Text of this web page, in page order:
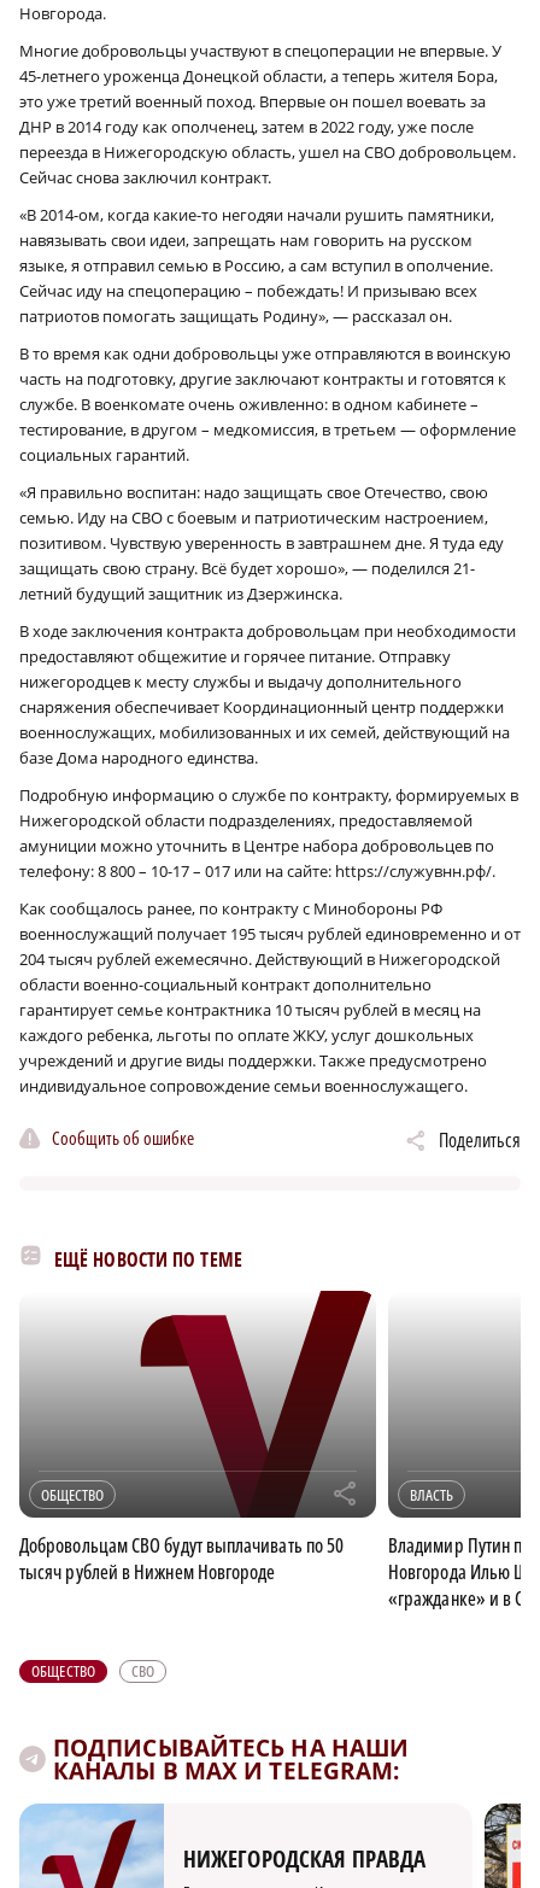
Новгорода.
Многие добровольцы участвуют в спецоперации не впервые. У
45-летнего уроженца Донецкой области, а теперь жителя Бора,
это уже третий военный поход. Впервые он пошел воевать за
ДНР в 2014 году как ополченец, затем в 2022 году, уже после
переезда в Нижегородскую область, ушел на СВО добровольцем.
Сейчас снова заключил контракт.
«В 2014-ом, когда какие-то негодяи начали рушить памятники,
навязывать свои идеи, запрещать нам говорить на русском
языке, я отправил семью в Россию, а сам вступил в ополчение.
Сейчас иду на спецоперацию – побеждать! И призываю всех
патриотов помогать защищать Родину», — рассказал он.
В то время как одни добровольцы уже отправляются в воинскую
часть на подготовку, другие заключают контракты и готовятся к
службе. В военкомате очень оживленно: в одном кабинете –
тестирование, в другом – медкомиссия, в третьем — оформление
социальных гарантий.
«Я правильно воспитан: надо защищать свое Отечество, свою
семью. Иду на СВО с боевым и патриотическим настроением,
позитивом. Чувствую уверенность в завтрашнем дне. Я туда еду
защищать свою страну. Всё будет хорошо», — поделился 21-
летний будущий защитник из Дзержинска.
В ходе заключения контракта добровольцам при необходимости
предоставляют общежитие и горячее питание. Отправку
нижегородцев к месту службы и выдачу дополнительного
снаряжения обеспечивает Координационный центр поддержки
военнослужащих, мобилизованных и их семей, действующий на
базе Дома народного единства.
Подробную информацию о службе по контракту, формируемых в
Нижегородской области подразделениях, предоставляемой
амуниции можно уточнить в Центре набора добровольцев по
телефону: 8 800 – 10-17 – 017 или на сайте: https://служувнн.рф/.
Как сообщалось ранее, по контракту с Минобороны РФ
военнослужащий получает 195 тысяч рублей единовременно и от
204 тысяч рублей ежемесячно. Действующий в Нижегородской
области военно-социальный контракт дополнительно
гарантирует семье контрактника 10 тысяч рублей в месяц на
каждого ребенка, льготы по оплате ЖКУ, услуг дошкольных
учреждений и другие виды поддержки. Также предусмотрено
индивидуальное сопровождение семьи военнослужащего.
Сообщить об ошибке Поделиться
ЕЩЁ НОВОСТИ ПО ТЕМЕ
ОБЩЕСТВО r
Добровольцам СВО будут выплачивать по 50
тысяч рублей в Нижнем Новгороде
ВЛАСТЬ
Владимир Путин
Новгорода Илью
«гражданке» и в
ОБЩЕСТВО СВО
ПОДПИСЫВАЙТЕСЬ НА НАШИ
КАНАЛЫ В MAX И TELEGRAM:
НИЖЕГОРОДСКАЯ ПРАВДА